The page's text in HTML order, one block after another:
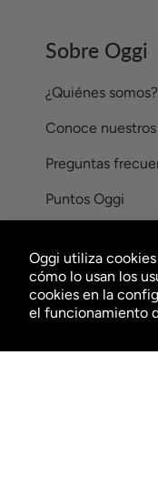
Oggi utiliza
cómo lo usan los
cookies en la
el funcionamiento
Sobre Oggi
¿Quiénes somos?
Conoce
Preguntas
Puntos Oggi